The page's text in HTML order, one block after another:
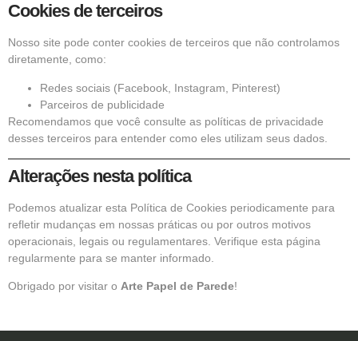
Cookies de terceiros
Nosso site pode conter cookies de terceiros que não controlamos
diretamente, como:
Redes sociais (Facebook, Instagram, Pinterest)
Parceiros de publicidade
Recomendamos que você consulte as políticas de privacidade
desses terceiros para entender como eles utilizam seus dados.
Alterações nesta política
Podemos atualizar esta Política de Cookies periodicamente para
refletir mudanças em nossas práticas ou por outros motivos
operacionais, legais ou regulamentares. Verifique esta página
regularmente para se manter informado.
Obrigado por visitar o Arte Papel de Parede!